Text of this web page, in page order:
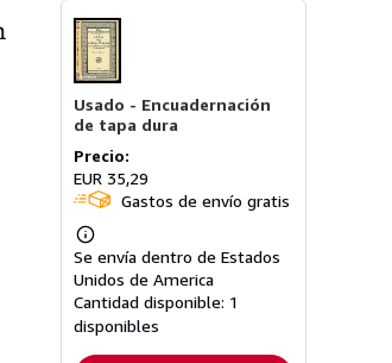
Usado - Encuadernación
de tapa dura
Precio:
EUR 35,29
Gastos de envío gratis
Más
información
sobre
las
tarifas
de
Se envía dentro de Estados
Unidos de America
Cantidad disponible: 1
disponibles